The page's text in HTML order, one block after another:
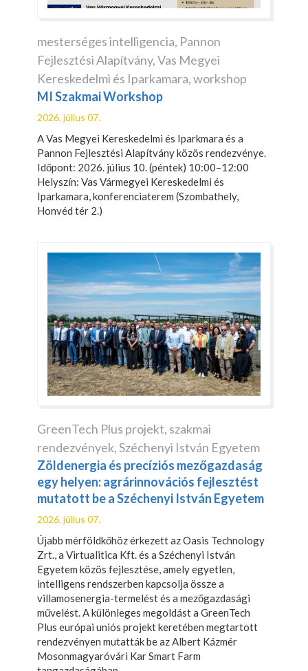
mesterséges intelligencia, Pannon
Fejlesztési Alapítvány,Vas Megyei
Kereskedelmi és Iparkamara,workshop
MI Szakmai Workshop
2026. július 07.
A Vas Megyei Kereskedelmi és Iparkmara és a
Pannon Fejlesztési Alapítvány közös rendezvénye.
Időpont: 2026. július 10. (péntek) 10:00–12:00
Helyszín: Vas Vármegyei Kereskedelmi és
Iparkamara, konferenciaterem (Szombathely,
Honvéd tér 2.)
GreenTech Plus projekt, szakmai
rendezvények,Széchenyi István Egyetem
Zöldenergia és precíziós mezőgazdaság
egy helyen: agrárinnovációs fejlesztést
mutatott be a Széchenyi István Egyetem
2026. július 07.
Újabb mérföldkőhöz érkezett az Oasis Technology
Zrt., a Virtualitica Kft. és a Széchenyi István
Egyetem közös fejlesztése, amely egyetlen,
intelligens rendszerben kapcsolja össze a
villamosenergia-termelést és a mezőgazdasági
művelést. A különleges megoldást a GreenTech
Plus európai uniós projekt keretében megtartott
rendezvényen mutatták be az Albert Kázmér
Mosonmagyaróvári Kar Smart Farm